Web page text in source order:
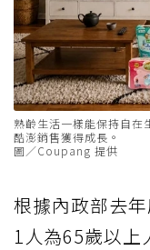
熟齡生活一樣能保持自
酷澎銷售獲得成長。
圖／Coupang 提供
根據內政部去
1人為65歲以上